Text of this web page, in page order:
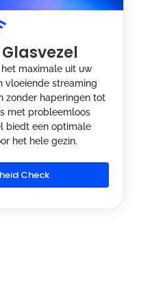
maximale uit uw
vloeiende streaming
zonder haperingen tot
met probleemloos
biedt een optimale
het hele gezin.
Check